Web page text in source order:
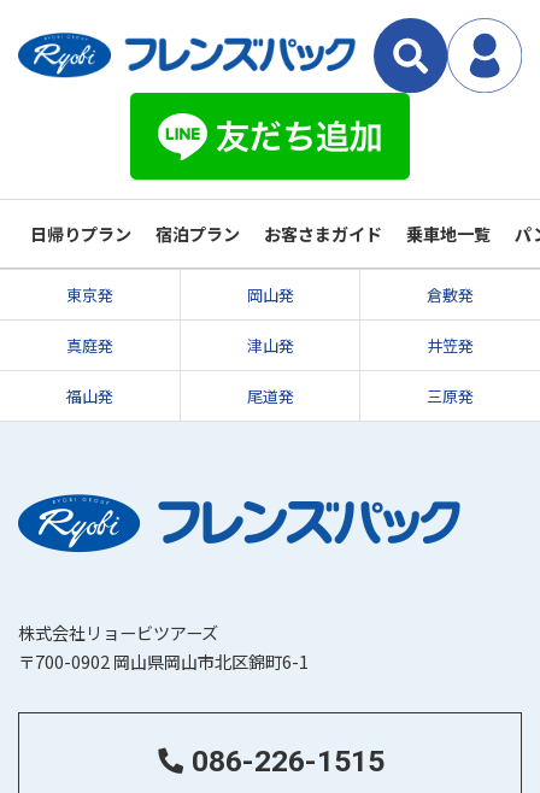
日帰りプラン 宿泊プラン お客さまガイド 乗車地一覧 パ
東京発 岡山発 倉敷発
真庭発 津山発 井笠発
福山発 尾道発 三原発
株式会社リョービツアーズ
〒700-0902 岡山県岡山市北区錦町6-1
086-226-1515